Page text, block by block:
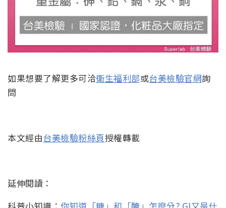
如果想要了解更多可洽衛生福利部或台美檢驗官網詢
問
本文經由台美檢驗粉絲頁授權轉載
延伸閱讀：